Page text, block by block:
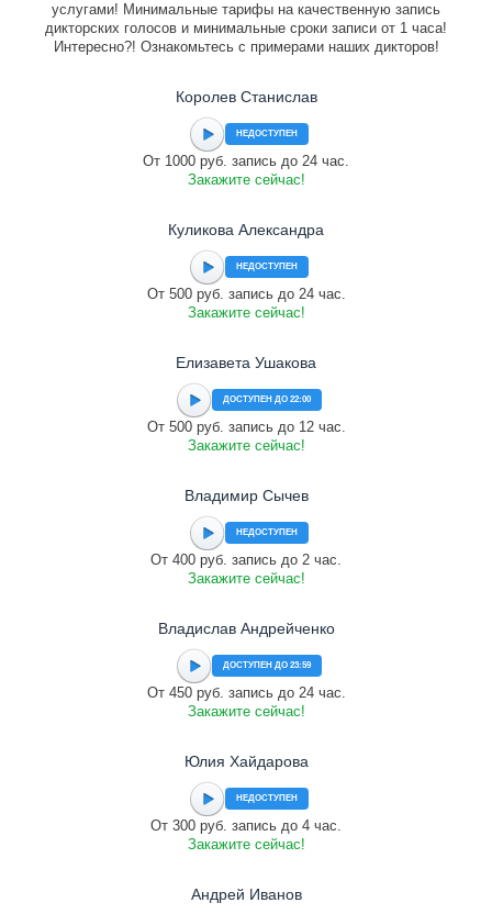
услугами! Минимальные тарифы на качественную запись
дикторских голосов и минимальные сроки записи от 1 часа!
Интересно?! Ознакомьтесь с примерами наших дикторов!
Королев Станислав
НЕДОСТУПЕН
От 1000 руб. запись до 24 час.
Закажите сейчас!
Куликова Александра
НЕДОСТУПЕН
От 500 руб. запись до 24 час.
Закажите сейчас!
Елизавета Ушакова
ДОСТУПЕН ДО 22:00
От 500 руб. запись до 12 час.
Закажите сейчас!
Владимир Сычев
НЕДОСТУПЕН
От 400 руб. запись до 2 час.
Закажите сейчас!
Владислав Андрейченко
ДОСТУПЕН ДО 23:59
От 450 руб. запись до 24 час.
Закажите сейчас!
Юлия Хайдарова
НЕДОСТУПЕН
От 300 руб. запись до 4 час.
Закажите сейчас!
Андрей Иванов